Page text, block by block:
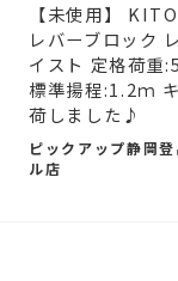
【未使用】
レバーブロック
イスト 定格荷重
標準揚程:1.2ｍ
荷しました♪
ピックアップ静岡
ル店